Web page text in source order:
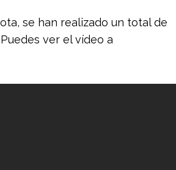
se han realizado un total de
ver el vídeo a